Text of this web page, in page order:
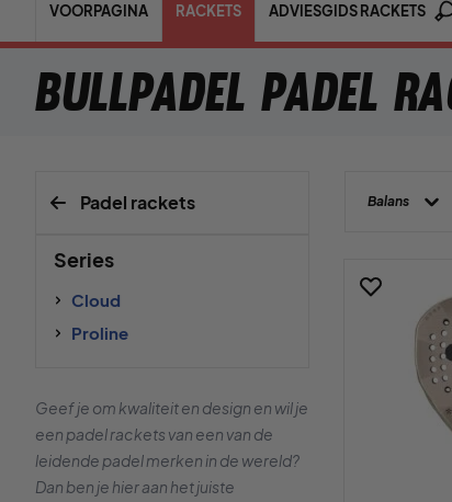
VOORPAGINA RACKETS ADVIESGIDS RACKETS
Bullpadel padel
Padel rackets
Series
Cloud
Proline
Geef je om kwaliteit en design en wil je
een padel rackets van een van de
leidende padel merken in de wereld?
Dan ben je hier aan het juiste
Balans